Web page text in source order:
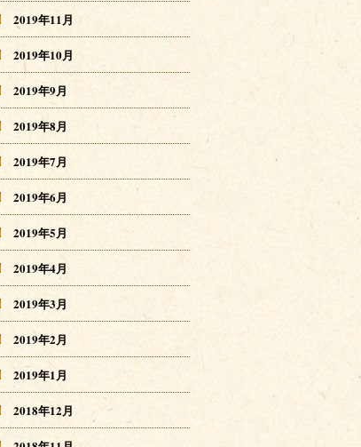
2019年11月
2019年10月
2019年9月
2019年8月
2019年7月
2019年6月
2019年5月
2019年4月
2019年3月
2019年2月
2019年1月
2018年12月